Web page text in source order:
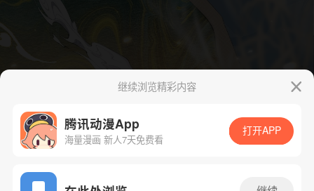
App免费看
继续浏览精彩内容
腾讯动漫App
海量漫画 新人7天免费看
打开APP